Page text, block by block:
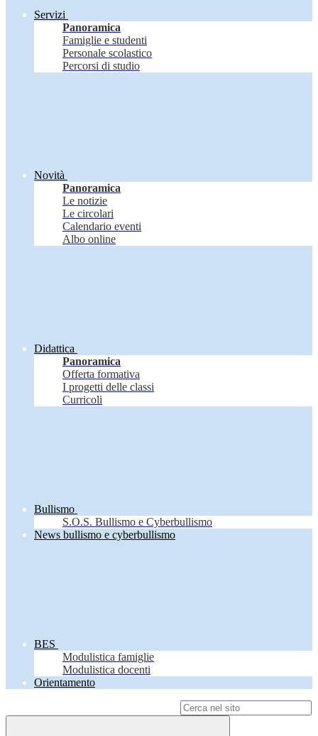
Servizi
Panoramica
Famiglie e studenti
Personale scolastico
Percorsi di studio
Novità
Panoramica
Le notizie
Le circolari
Calendario eventi
Albo online
Didattica
Panoramica
Offerta formativa
I progetti delle classi
Curricoli
Bullismo
S.O.S. Bullismo e Cyberbullismo
News bullismo e cyberbullismo
BES
Modulistica famiglie
Modulistica docenti
Orientamento